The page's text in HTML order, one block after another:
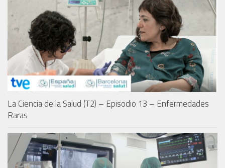
La Ciencia de la Salud (T2) – Episodio 13 – Enfermedades
Raras